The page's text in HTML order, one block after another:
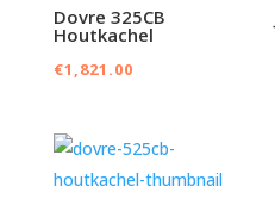
Dovre 325CB
Houtkachel
€1,821.00